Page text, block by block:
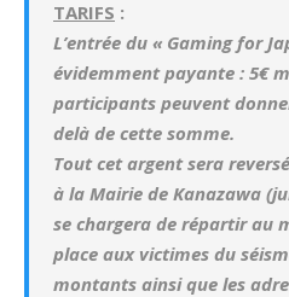
TARIFS :
L’entrée du « Gaming for
évidemment payante : 5€
participants peuvent
delà de cette somme.
Tout cet argent sera
à la Mairie de Kanazawa
se chargera de répartir au
place aux victimes du
montants ainsi que les